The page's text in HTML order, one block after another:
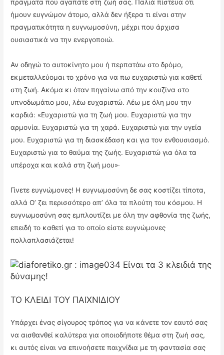
πράγματα που αγαπάτε στη ζωή σας. Παλιά πίστευα ότι
ήμουν ευγνώμον άτομο, αλλά δεν ήξερα τι είναι στην
πραγματικότητα η ευγνωμοσύνη, μέχρι που άρχισα
ουσιαστικά να την ενεργοποιώ.
Αν οδηγώ το αυτοκίνητο μου ή περπατάω στο δρόμο,
εκμεταλλεύομαι το χρόνο για να πω ευχαριστώ για καθετί
στη ζωή. Ακόμα κι όταν πηγαίνω από την κουζίνα στο
υπνοδωμάτιο μου, λέω ευχαριστώ. Λέω με όλη μου την
καρδιά: «Ευχαριστώ για τη ζωή μου. Ευχαριστώ για την
αρμονία. Ευχαριστώ για τη χαρά. Ευχαριστώ για την υγεία
μου. Ευχαριστώ για τη διασκέδαση και για τον ενθουσιασμό.
Ευχαριστώ για το θαύμα της ζωής. Ευχαριστώ για όλα τα
υπέροχα και καλά στη ζωή μου»·
Γίνετε ευγνώμονες! Η ευγνωμοσύνη δε σας κοστίζει τίποτα,
αλλά Ο’ ζει περισσότερο απ’ όλα τα πλούτη του κόσμου. Η
ευγνωμοσύνη σας εμπλουτίζει με όλη την αφθονία της ζωής,
επειδή το καθετί για το οποίο είστε ευγνώμονες
πολλαπλασιάζεται!
ΤΟ ΚΛΕΙΔΙ ΤΟΥ ΠΑΙΧΝΙΔΙΟΥ
Υπάρχει ένας σίγουρος τρόπος για να κάνετε τον εαυτό σας
να αισθανθεί καλύτερα για οποιοδήποτε θέμα στη ζωή σας,
κι αυτός είναι να επινοήσετε παιχνίδια με τη φαντασία σας